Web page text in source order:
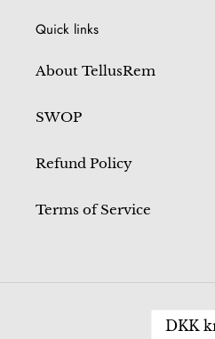
Quick links
About TellusRem
SWOP
Refund Policy
Terms of Service
DKK